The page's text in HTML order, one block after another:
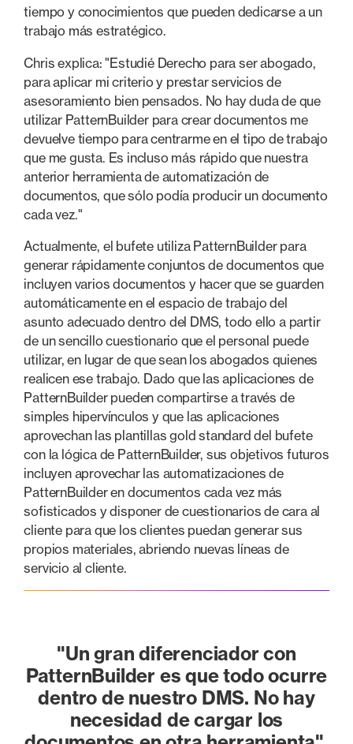
tiempo y conocimientos que pueden dedicarse a un
trabajo más estratégico.
Chris explica: "Estudié Derecho para ser abogado,
para aplicar mi criterio y prestar servicios de
asesoramiento bien pensados. No hay duda de que
utilizar PatternBuilder para crear documentos me
devuelve tiempo para centrarme en el tipo de trabajo
que me gusta. Es incluso más rápido que nuestra
anterior herramienta de automatización de
documentos, que sólo podía producir un documento
cada vez."
Actualmente, el bufete utiliza PatternBuilder para
generar rápidamente conjuntos de documentos que
incluyen varios documentos y hacer que se guarden
automáticamente en el espacio de trabajo del
asunto adecuado dentro del DMS, todo ello a partir
de un sencillo cuestionario que el personal puede
utilizar, en lugar de que sean los abogados quienes
realicen ese trabajo. Dado que las aplicaciones de
PatternBuilder pueden compartirse a través de
simples hipervínculos y que las aplicaciones
aprovechan las plantillas gold standard del bufete
con la lógica de PatternBuilder, sus objetivos futuros
incluyen aprovechar las automatizaciones de
PatternBuilder en documentos cada vez más
sofisticados y disponer de cuestionarios de cara al
cliente para que los clientes puedan generar sus
propios materiales, abriendo nuevas líneas de
servicio al cliente.
"Un gran diferenciador con
PatternBuilder es que todo ocurre
dentro de nuestro DMS. No hay
necesidad de cargar los